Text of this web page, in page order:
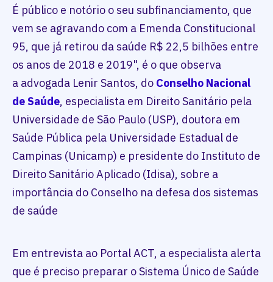
É público e notório o seu subfinanciamento, que
vem se agravando com a Emenda Constitucional
95, que já retirou da saúde R$ 22,5 bilhões entre
os anos de 2018 e 2019", é o que observa
a advogada Lenir Santos, do Conselho Nacional
de Saúde, especialista em Direito Sanitário pela
Universidade de São Paulo (USP), doutora em
Saúde Pública pela Universidade Estadual de
Campinas (Unicamp) e presidente do Instituto de
Direito Sanitário Aplicado (Idisa), sobre a
importância do Conselho na defesa dos sistemas
de saúde
Em entrevista ao Portal ACT, a especialista alerta
que é preciso preparar o Sistema Único de Saúde